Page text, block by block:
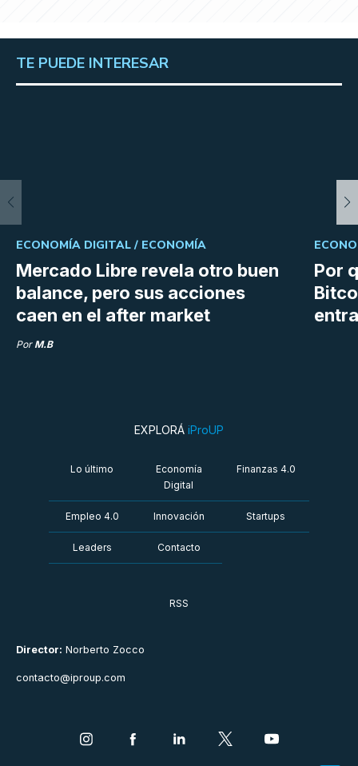
TE PUEDE INTERESAR
Mercado Libre revela otro buen
balance, pero sus acciones
caen en el after market
ECONOMÍA DIGITAL / ECONOMÍA
Por M.B
Por
Director: Norberto Zocco
contacto@iproup.com
EXPLORÁ iProUP
Lo último
Economía
Digital
Finanzas 4.0
Empleo 4.0 Innovación Startups
Leaders Contacto
RSS